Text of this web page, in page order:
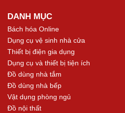
DANH MỤC
Bách hóa Online
Dụng cụ vệ sinh nhà cửa
Thiết bị điện gia dụng
Dụng cụ và thiết bị tiện ích
Đồ dùng nhà tắm
Đồ dùng nhà bếp
Vật dụng phòng ngủ
Đồ nội thất